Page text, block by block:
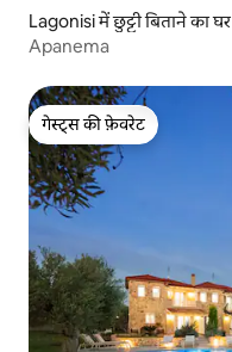
Lagonisi में छुट्टी बिताने का घर
Apanema
गेस्ट्स की फ़ेवरेट
गेस्ट्स की फ़ेवरेट